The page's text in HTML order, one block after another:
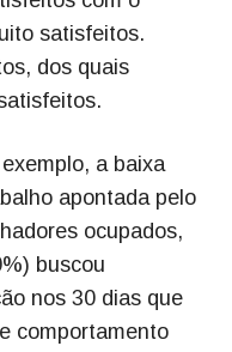
satisfeitos.
dos quais
a baixa
apontada pelo
ocupados,
buscou
nos 30 dias que
comportamento